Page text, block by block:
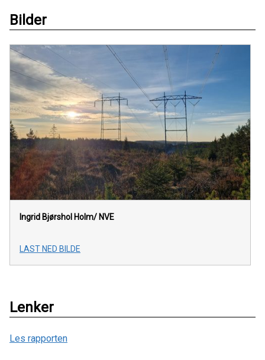
Bilder
Ingrid Bjørshol Holm/ NVE
LAST NED BILDE
Lenker
Les rapporten